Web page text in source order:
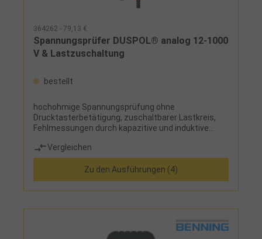
364262 - 79,13 €
Spannungsprüfer DUSPOL® analog 12-1000
V & Lastzuschaltung
bestellt
hochohmige Spannungsprüfung ohne
Drucktasterbetätigung, zuschaltbarer Lastkreis,
Fehlmessungen durch kapazitive und induktive
Lastzuschaltung über Drucktaster
ausgeschlossen, bewusste Auslösung eines 30 mA
FI- Schutzschalters, akustische
Durchgangsprüfung über Summer und LED/LCD,
Anzeige der Drehfeldrichtung mit Pfeilrichtung,
punktgenaue Ausleuchtung der Messstelle,
strahlwassergeschütztes Gehäuse,
Vergleichen
Zu den Ausführungen (4)